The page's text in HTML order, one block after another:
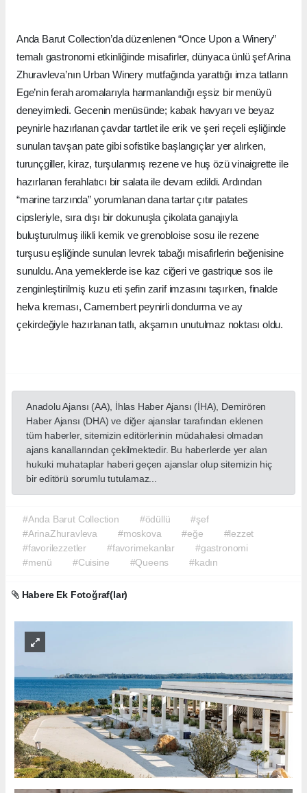
Anda Barut Collection’da düzenlenen “Once Upon a Winery”
temalı gastronomi etkinliğinde misafirler, dünyaca ünlü şef Arina
Zhuravleva’nın Urban Winery mutfağında yarattığı imza tatların
Ege’nin ferah aromalarıyla harmanlandığı eşsiz bir menüyü
deneyimledi. Gecenin menüsünde; kabak havyarı ve beyaz
peynirle hazırlanan çavdar tartlet ile erik ve şeri reçeli eşliğinde
sunulan tavşan pate gibi sofistike başlangıçlar yer alırken,
turunçgiller, kiraz, turşulanmış rezene ve huş özü vinaigrette ile
hazırlanan ferahlatıcı bir salata ile devam edildi. Ardından
“marine tarzında” yorumlanan dana tartar çıtır patates
cipsleriyle, sıra dışı bir dokunuşla çikolata ganajıyla
buluşturulmuş ilikli kemik ve grenobloise sosu ile rezene
turşusu eşliğinde sunulan levrek tabağı misafirlerin beğenisine
sunuldu. Ana yemeklerde ise kaz ciğeri ve gastrique sos ile
zenginleştirilmiş kuzu eti şefin zarif imzasını taşırken, finalde
helva kreması, Camembert peynirli dondurma ve ay
çekirdeğiyle hazırlanan tatlı, akşamın unutulmaz noktası oldu.
Anadolu Ajansı (AA), İhlas Haber Ajansı (İHA), Demirören
Haber Ajansı (DHA) ve diğer ajanslar tarafından eklenen
tüm haberler, sitemizin editörlerinin müdahalesi olmadan
ajans kanallarından çekilmektedir. Bu haberlerde yer alan
hukuki muhataplar haberi geçen ajanslar olup sitemizin hiç
bir editörü sorumlu tutulamaz...
#Anda Barut Collection #ödüllü
#şef
#ArinaZhuravleva
#moskova #eğe
#lezzet
#favorilezzetler
#favorimekanlar
#gastronomi
#menü
#Cuisine #Queens #kadın
Habere Ek Fotoğraf(lar)